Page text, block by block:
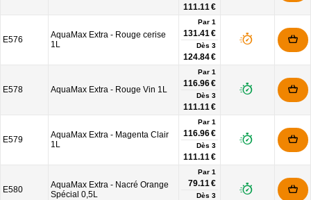
111.11 €
E576
AquaMax Extra - Rouge cerise
1L
Par 1
131.41 €
Dès 3
124.84 €
E578 AquaMax Extra - Rouge Vin 1L
Par 1
116.96 €
Dès 3
111.11 €
E579
AquaMax Extra - Magenta Clair
1L
Par 1
116.96 €
Dès 3
111.11 €
E580
AquaMax Extra - Nacré Orange
Spécial 0,5L
Par 1
79.11 €
Dès 3